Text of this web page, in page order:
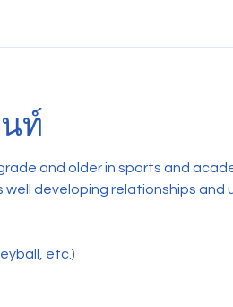
ท์
and older in sports and
well developing relationships and
etc.)